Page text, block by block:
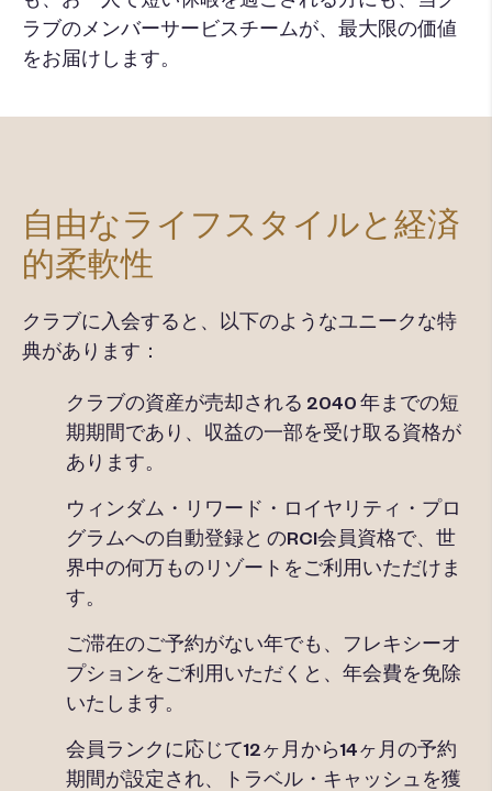
ラブのメンバーサービスチームが、最大限の価値
をお届けします。
自由なライフスタイルと経済
的柔軟性
クラブに入会すると、以下のようなユニークな特
典があります：
クラブの資産が売却される 2040 年までの短
期期間であり、収益の一部を受け取る資格が
あります。
ウィンダム・リワード・ロイヤリティ・プロ
グラムへの自動登録と のRCI会員資格で、 世
界中の何万ものリゾートをご利用いただけま
す。
ご滞在のご予約がない年でも、 フレキシーオ
プションを ご利用いただくと、年会費を免除
いたします。
会員ランクに応じて12ヶ月から14ヶ月の予約
期間が設定され、トラベル・キャッシュを獲